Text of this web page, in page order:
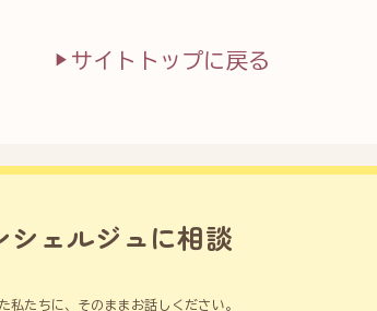
サイトトップに戻る
シェルジュに相談
私たちに、そのままお話しください。